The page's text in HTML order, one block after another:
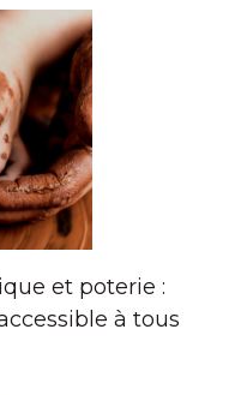
et poterie :
à tous